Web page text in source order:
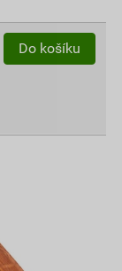
Do košíku